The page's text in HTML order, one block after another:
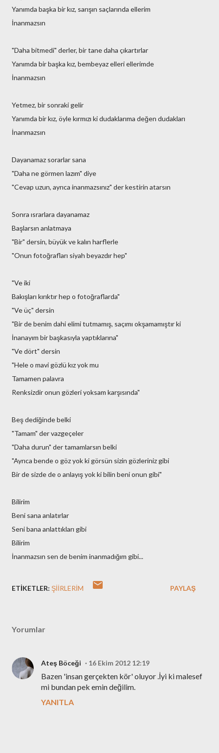
Yanımda başka bir kız, sarışın saçlarında ellerim
İnanmazsın
"Daha bitmedi" derler, bir tane daha çıkartırlar
Yanımda bir başka kız, bembeyaz elleri ellerimde
İnanmazsın
Yetmez, bir sonraki gelir
Yanımda bir kız, öyle kırmızı ki dudaklarıma değen dudakları
İnanmazsın
Dayanamaz sorarlar sana
"Daha ne görmen lazım" diye
"Cevap uzun, ayrıca inanmazsınız" der kestirin atarsın
Sonra ısrarlara dayanamaz
Başlarsın anlatmaya
"Bir" dersin, büyük ve kalın harflerle
"Onun fotoğrafları siyah beyazdır hep"
"Ve iki
Bakışları kırıktır hep o fotoğraflarda"
"Ve üç" dersin
"Bir de benim dahi elimi tutmamış, saçımı okşamamıştır ki
İnanayım bir başkasıyla yaptıklarına"
"Ve dört" dersin
"Hele o mavi gözlü kız yok mu
Tamamen palavra
Renksizdir onun gözleri yoksam karşısında"
Beş dediğinde belki
"Tamam" der vazgeçeler
"Daha durun" der tamamlarsın belki
"Ayrıca bende o göz yok ki görsün sizin gözleriniz gibi
Bir de sizde de o anlayış yok ki bilin beni onun gibi"
Bilirim
Beni sana anlatırlar
Seni bana anlattıkları gibi
Bilirim
İnanmazsın sen de benim inanmadığım gibi...
ETIKETLER: ŞIIRLERIM PAYLAŞ
Yorumlar
Ateş Böceği 16 Ekim 2012 12:19
Bazen 'insan gerçekten kör' oluyor .İyi ki malesef
mi bundan pek emin değilim.
YANITLA